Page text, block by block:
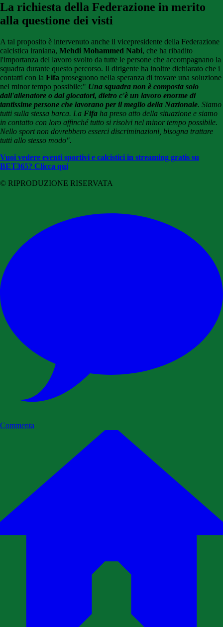
La richiesta della Federazione in merito
alla questione dei visti
A tal proposito è intervenuto anche il vicepresidente della Federazione
calcistica iraniana, Mehdi Mohammed Nabi, che ha ribadito
l'importanza del lavoro svolto da tutte le persone che accompagnano la
squadra durante questo percorso. Il dirigente ha inoltre dichiarato che i
contatti con la Fifa proseguono nella speranza di trovare una soluzione
nel minor tempo possibile:" Una squadra non è composta solo
dall'allenatore o dai giocatori, dietro c'è un lavoro enorme di
tantissime persone che lavorano per il meglio della Nazionale. Siamo
tutti sulla stessa barca. La Fifa ha preso atto della situazione e siamo
in contatto con loro affinché tutto si risolvi nel minor tempo possibile.
Nello sport non dovrebbero esserci discriminazioni, bisogna trattare
tutti allo stesso modo".
Vuoi vedere eventi sportivi e calcistici in streaming gratis su
BET365? Clicca qui
© RIPRODUZIONE RISERVATA
Commenta